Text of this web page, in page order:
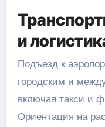
и
Подъезд к
городским и
включая такси и
Ориентация на